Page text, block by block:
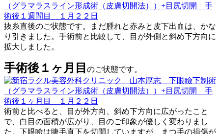
抜糸直後のご状態です。まだ腫れと赤みと皮下出血は、かな
り引きました。手術前と比較して、目が外側と斜め下方向に
拡大しました。
手術後１ヶ月目 のご状態です。
術前と比べると、目が外方向、斜め下方向に広がったこと
で、白目の面積が広がり、目のご印象が優しく変わりまし
た。下眼瞼は睫毛直下を切開していますが、まつ毛の損傷が